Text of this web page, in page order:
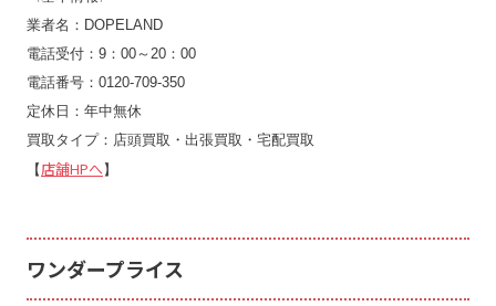
業者名：DOPELAND
電話受付：9：00～20：00
電話番号：0120-709-350
定休日：年中無休
買取タイプ：店頭買取・出張買取・宅配買取
【 店舗HPへ】
ワンダープライス